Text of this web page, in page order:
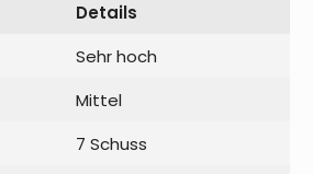
Details
Sehr hoch
Mittel
7 Schuss